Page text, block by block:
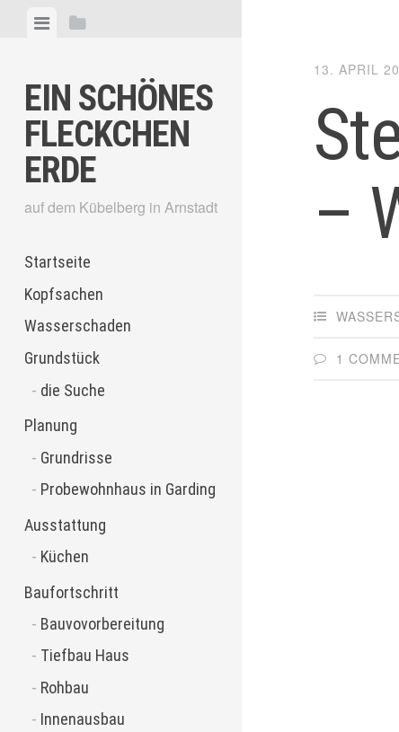
ViewView
EIN SCHÖNES
FLECKCHEN
ERDE
auf dem Kübelberg in Arnstadt
Startseite
Kopfsachen
Wasserschaden
Grundstück
die Suche
Planung
Grundrisse
Probewohnhaus in Garding
Ausstattung
Küchen
Baufortschritt
Bauvovorbereitung
Tiefbau Haus
Rohbau
Innenausbau
13. APRIL
–
1